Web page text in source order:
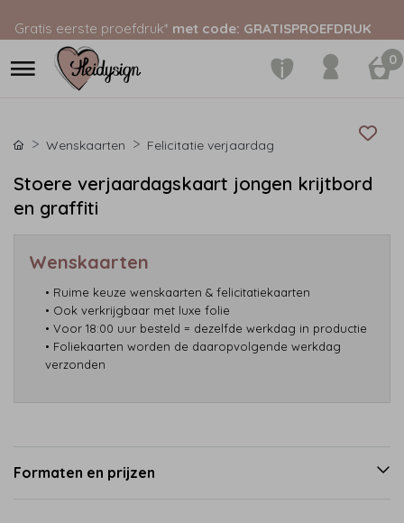
Gratis eerste proefdruk* met code: GRATISPROEFDRUK
0
Wenskaarten Felicitatie verjaardag
Stoere verjaardagskaart jongen krijtbord
en graffiti
Wenskaarten
• Ruime keuze wenskaarten & felicitatiekaarten
• Ook verkrijgbaar met luxe folie
• Voor 18:00 uur besteld = dezelfde werkdag in productie
• Foliekaarten worden de daaropvolgende werkdag
verzonden
Formaten en prijzen